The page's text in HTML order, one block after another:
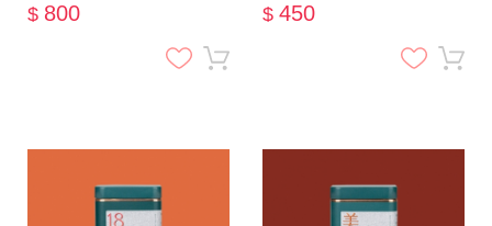
$ 800 $ 450